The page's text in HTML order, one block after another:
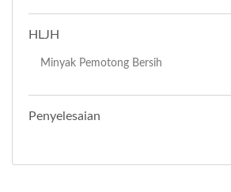
HLJH
Minyak Pemotong Bersih
Penyelesaian